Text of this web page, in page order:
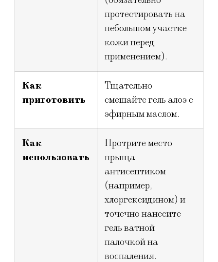
протестировать на
небольшом участке
кожи перед
применением).
Как
приготовить
Тщательно
смешайте гель алоэ с
эфирным маслом.
Как
использовать
Протрите место
прыща
антисептиком
(например,
хлоргексидином) и
точечно нанесите
гель ватной
палочкой на
воспаления.